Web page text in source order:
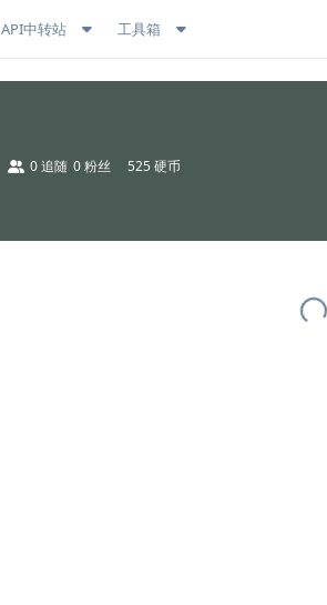
API中转站 工具箱
0追随 0粉丝 525 硬币